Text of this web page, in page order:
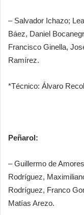
– Salvador Ichazo;
Báez, Daniel
Francisco Ginella,
Ramírez.
*Técnico: Álvaro
Peñarol:
– Guillermo de
Rodríguez,
Rodríguez, Franco
Matías Arezo.